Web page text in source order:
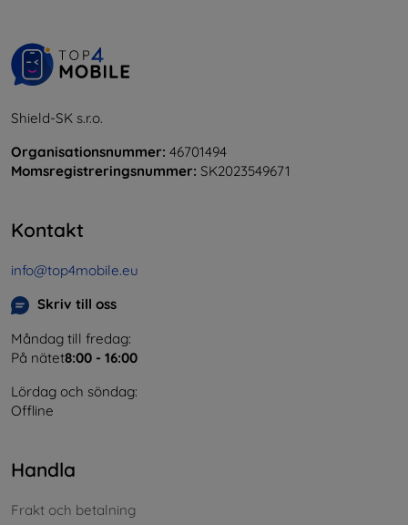
Shield-SK s.r.o.
Organisationsnummer: 46701494
Momsregistreringsnummer: SK2023549671
Kontakt
info@top4mobile.eu
Skriv till oss
Måndag till fredag:
På nätet8:00 - 16:00
Lördag och söndag:
Offline
Handla
Frakt och betalning